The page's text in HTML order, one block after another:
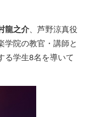
龍之介、芦野涼真役
学院の教官・講師と
る学生8名を導いて